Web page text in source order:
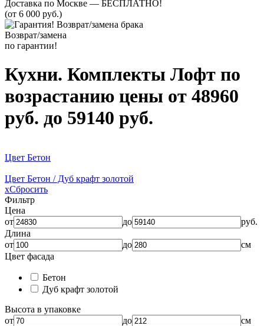
Доставка по Москве — БЕСПЛАТНО!
(от 6 000 руб.)
Возврат/замена
по гарантии!
Кухни. Комплекты Лофт по
возрастанию цены от 48960
руб. до 59140 руб.
Цвет Бетон
Цвет Бетон / Дуб крафт золотой
xСбросить
Фильтр
Цена
от
до
руб.
Длина
от
до
см
Цвет фасада
Бетон
Дуб крафт золотой
Высота в упаковке
от
до
см